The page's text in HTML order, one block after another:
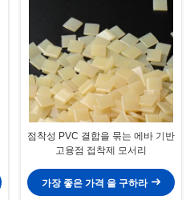
점착성 PVC 결합을 묶는 에바 기반
고융점 접착제 모서리
가장 좋은 가격 을 구하라